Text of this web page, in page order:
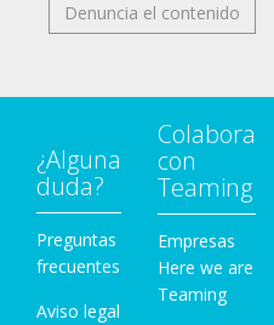
Denuncia el contenido
¿Alguna
duda?
Preguntas
frecuentes
Aviso legal
Colabora
con
Teaming
Empresas
Here we are
Teaming